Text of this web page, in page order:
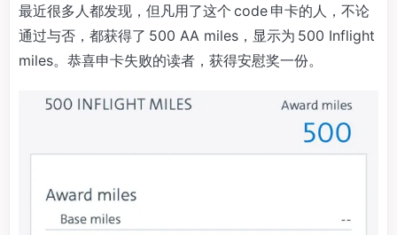
最近很多人都发现，但凡用了这个 code 申卡的人，不论
通过与否，都获得了 500 AA miles，显示为 500 Inflight
miles。恭喜申卡失败的读者，获得安慰奖一份。